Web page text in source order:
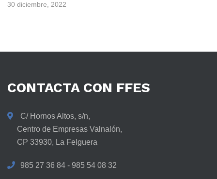
30 diciembre, 2022
CONTACTA CON FFES
C/ Hornos Altos, s/n,
Centro de Empresas Valnalón,
CP 33930, La Felguera
985 27 36 84 - 985 54 08 32